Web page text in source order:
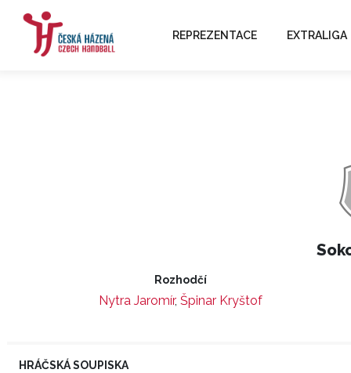
REPREZENTACE EXTRALIGA
Rozhodčí
Nytra Jaromír, Špinar Kryštof
HRÁČSKÁ SOUPISKA